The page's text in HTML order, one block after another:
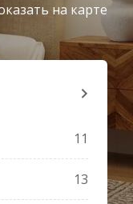
на карте
11
13